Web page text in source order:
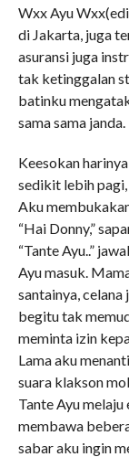
Wxx Ayu
di Jakarta, juga
asuransi juga
tak ketinggalan
batinku
sama sama janda.
Keesokan
sedikit lebih
Aku
“Hai Donny,”
“Tante Ayu..”
Ayu masuk.
santainya, celana
begitu tak
meminta izin
Lama aku
suara klakson
Tante Ayu
membawa
sabar aku ingin